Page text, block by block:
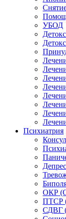
УБОД
Психиатрия
ОКР
ПТСР
СДВГ